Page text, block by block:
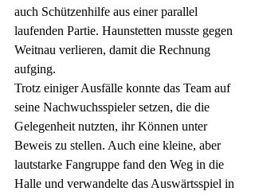
auch Schützenhilfe aus einer parallel
laufenden Partie. Haunstetten musste gegen
Weitnau verlieren, damit die Rechnung
aufging.
Trotz einiger Ausfälle konnte das Team auf
seine Nachwuchsspieler setzen, die die
Gelegenheit nutzten, ihr Können unter
Beweis zu stellen. Auch eine kleine, aber
lautstarke Fangruppe fand den Weg in die
Halle und verwandelte das Auswärtsspiel in